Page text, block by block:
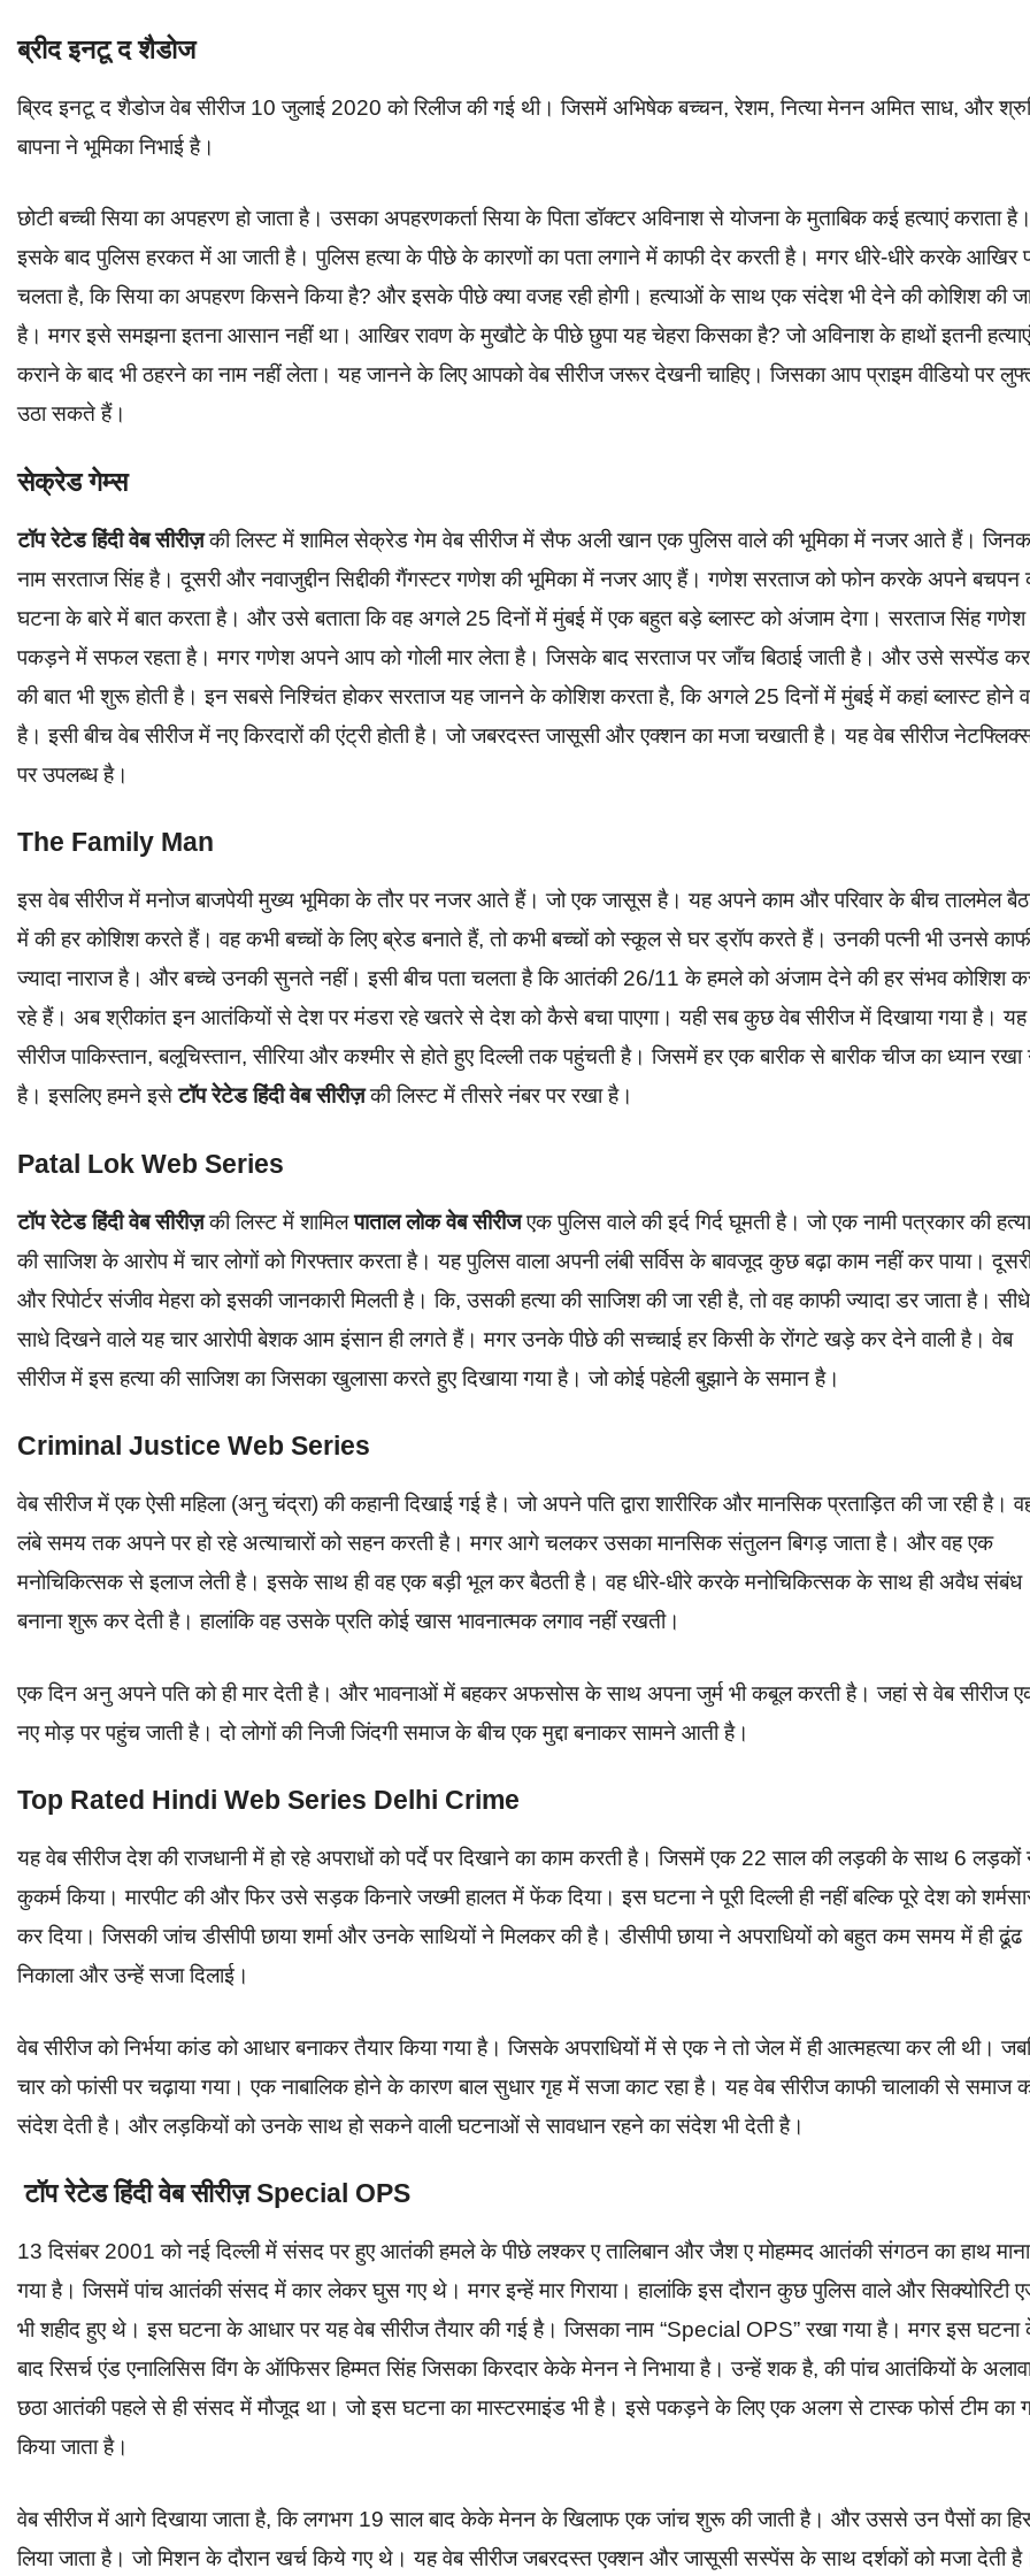
ब्रीद इनटू द शैडोज
ब्रिद इनटू द शैडोज वेब सीरीज 10 जुलाई 2020 को रिलीज की गई थी। जिसमें अभिषेक बच्चन, रेशम, नित्या मेनन अमित साध, और
बापना ने भूमिका निभाई है।
छोटी बच्ची सिया का अपहरण हो जाता है। उसका अपहरणकर्ता सिया के पिता डॉक्टर अविनाश से योजना के मुताबिक कई हत्याएं कराता है।
इसके बाद पुलिस हरकत में आ जाती है। पुलिस हत्या के पीछे के कारणों का पता लगाने में काफी देर करती है। मगर धीरे-धीरे करके आखिर
चलता है, कि सिया का अपहरण किसने किया है? और इसके पीछे क्या वजह रही होगी। हत्याओं के साथ एक संदेश भी देने की कोशिश की
है। मगर इसे समझना इतना आसान नहीं था। आखिर रावण के मुखौटे के पीछे छुपा यह चेहरा किसका है? जो अविनाश के हाथों इतनी हत्याएं
कराने के बाद भी ठहरने का नाम नहीं लेता। यह जानने के लिए आपको वेब सीरीज जरूर देखनी चाहिए। जिसका आप प्राइम वीडियो पर
उठा सकते हैं।
सेक्रेड गेम्स
टॉप रेटेड हिंदी वेब सीरीज़की लिस्ट में शामिल सेक्रेड गेम वेब सीरीज में सैफ अली खान एक पुलिस वाले की भूमिका में नजर आते हैं।
नाम सरताज सिंह है। दूसरी और नवाजुद्दीन सिद्दीकी गैंगस्टर गणेश की भूमिका में नजर आए हैं। गणेश सरताज को फोन करके अपने बचपन
घटना के बारे में बात करता है। और उसे बताता कि वह अगले 25 दिनों में मुंबई में एक बहुत बड़े ब्लास्ट को अंजाम देगा। सरताज सिंह गणेश
पकड़ने में सफल रहता है। मगर गणेश अपने आप को गोली मार लेता है। जिसके बाद सरताज पर जाँच बिठाई जाती है। और उसे सस्पेंड
की बात भी शुरू होती है। इन सबसे निश्चिंत होकर सरताज यह जानने के कोशिश करता है, कि अगले 25 दिनों में मुंबई में कहां ब्लास्ट होने
है। इसी बीच वेब सीरीज में नए किरदारों की एंट्री होती है। जो जबरदस्त जासूसी और एक्शन का मजा चखाती है। यह वेब सीरीज
पर उपलब्ध है।
The Family Man
इस वेब सीरीज में मनोज बाजपेयी मुख्य भूमिका के तौर पर नजर आते हैं। जो एक जासूस है। यह अपने काम और परिवार के बीच तालमेल
में की हर कोशिश करते हैं। वह कभी बच्चों के लिए ब्रेड बनाते हैं, तो कभी बच्चों को स्कूल से घर ड्रॉप करते हैं। उनकी पत्नी भी उनसे
ज्यादा नाराज है। और बच्चे उनकी सुनते नहीं। इसी बीच पता चलता है कि आतंकी 26/11 के हमले को अंजाम देने की हर संभव कोशिश
रहे हैं। अब श्रीकांत इन आतंकियों से देश पर मंडरा रहे खतरे से देश को कैसे बचा पाएगा। यही सब कुछ वेब सीरीज में दिखाया गया है। यह
सीरीज पाकिस्तान, बलूचिस्तान, सीरिया और कश्मीर से होते हुए दिल्ली तक पहुंचती है। जिसमें हर एक बारीक से बारीक चीज का ध्यान रखा
है। इसलिए हमने इसेटॉप रेटेड हिंदी वेब सीरीज़की लिस्ट में तीसरे नंबर पर रखा है।
Patal Lok Web Series
टॉप रेटेड हिंदी वेब सीरीज़की लिस्ट में शामिलपाताल लोक वेब सीरीजएक पुलिस वाले की इर्द गिर्द घूमती है। जो एक नामी पत्रकार की हत्या
की साजिश के आरोप में चार लोगों को गिरफ्तार करता है। यह पुलिस वाला अपनी लंबी सर्विस के बावजूद कुछ बढ़ा काम नहीं कर पाया।
और रिपोर्टर संजीव मेहरा को इसकी जानकारी मिलती है। कि, उसकी हत्या की साजिश की जा रही है, तो वह काफी ज्यादा डर जाता है।
साधे दिखने वाले यह चार आरोपी बेशक आम इंसान ही लगते हैं। मगर उनके पीछे की सच्चाई हर किसी के रोंगटे खड़े कर देने वाली है। वेब
सीरीज में इस हत्या की साजिश का जिसका खुलासा करते हुए दिखाया गया है। जो कोई पहेली बुझाने के समान है।
Criminal Justice Web Series
वेब सीरीज में एक ऐसी महिला (अनु चंद्रा) की कहानी दिखाई गई है। जो अपने पति द्वारा शारीरिक और मानसिक प्रताड़ित की जा रही है।
लंबे समय तक अपने पर हो रहे अत्याचारों को सहन करती है। मगर आगे चलकर उसका मानसिक संतुलन बिगड़ जाता है। और वह एक
मनोचिकित्सक से इलाज लेती है। इसके साथ ही वह एक बड़ी भूल कर बैठती है। वह धीरे-धीरे करके मनोचिकित्सक के साथ ही अवैध संबंध
बनाना शुरू कर देती है। हालांकि वह उसके प्रति कोई खास भावनात्मक लगाव नहीं रखती।
एक दिन अनु अपने पति को ही मार देती है। और भावनाओं में बहकर अफसोस के साथ अपना जुर्म भी कबूल करती है। जहां से वेब सीरीज
नए मोड़ पर पहुंच जाती है। दो लोगों की निजी जिंदगी समाज के बीच एक मुद्दा बनाकर सामने आती है।
Top Rated Hindi Web Series Delhi Crime
यह वेब सीरीज देश की राजधानी में हो रहे अपराधों को पर्दे पर दिखाने का काम करती है। जिसमें एक 22 साल की लड़की के साथ 6 लड़कों
कुकर्म किया। मारपीट की और फिर उसे सड़क किनारे जख्मी हालत में फेंक दिया। इस घटना ने पूरी दिल्ली ही नहीं बल्कि पूरे देश को
कर दिया। जिसकी जांच डीसीपी छाया शर्मा और उनके साथियों ने मिलकर की है। डीसीपी छाया ने अपराधियों को बहुत कम समय में ही ढूंढ
निकाला और उन्हें सजा दिलाई।
वेब सीरीज को निर्भया कांड को आधार बनाकर तैयार किया गया है। जिसके अपराधियों में से एक ने तो जेल में ही आत्महत्या कर ली थी।
चार को फांसी पर चढ़ाया गया। एक नाबालिक होने के कारण बाल सुधार गृह में सजा काट रहा है। यह वेब सीरीज काफी चालाकी से समाज
संदेश देती है। और लड़कियों को उनके साथ हो सकने वाली घटनाओं से सावधान रहने का संदेश भी देती है।
टॉप रेटेड हिंदी वेब सीरीज़Special OPS
13 दिसंबर 2001 को नई दिल्ली में संसद पर हुए आतंकी हमले के पीछे लश्कर ए तालिबान और जैश ए मोहम्मद आतंकी संगठन का हाथ माना
गया है। जिसमें पांच आतंकी संसद में कार लेकर घुस गए थे। मगर इन्हें मार गिराया। हालांकि इस दौरान कुछ पुलिस वाले और सिक्योरिटी
भी शहीद हुए थे। इस घटना के आधार पर यह वेब सीरीज तैयार की गई है। जिसका नाम “Special OPS” रखा गया है। मगर इस घटना
बाद रिसर्च एंड एनालिसिस विंग के ऑफिसर हिम्मत सिंह जिसका किरदार केके मेनन ने निभाया है। उन्हें शक है, की पांच आतंकियों के
छठा आतंकी पहले से ही संसद में मौजूद था। जो इस घटना का मास्टरमाइंड भी है। इसे पकड़ने के लिए एक अलग से टास्क फोर्स टीम का
किया जाता है।
वेब सीरीज में आगे दिखाया जाता है, कि लगभग 19 साल बाद केके मेनन के खिलाफ एक जांच शुरू की जाती है। और उससे उन पैसों का
लिया जाता है। जो मिशन के दौरान खर्च किये गए थे। यह वेब सीरीज जबरदस्त एक्शन और जासूसी सस्पेंस के साथ दर्शकों को मजा देती